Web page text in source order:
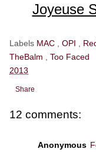
Joyeuse
Labels MAC OPI
TheBalm
Too Faced
2013
Share
12 comments:
Anonymous